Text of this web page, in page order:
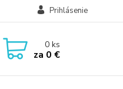
Prihlásenie
0ks
za 0 €